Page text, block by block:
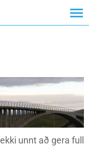
unnt að gera full